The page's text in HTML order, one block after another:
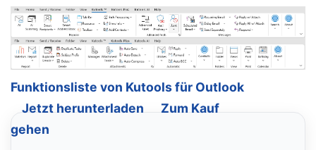
Funktionsliste von Kutools für Outlook
Jetzt herunterladen
Zum Kauf
gehen